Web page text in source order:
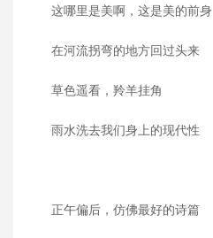
这哪里是美啊，这是美的前身
在河流拐弯的地方回过头来
草色遥看，羚羊挂角
雨水洗去我们身上的现代性
正午偏后，仿佛最好的诗篇